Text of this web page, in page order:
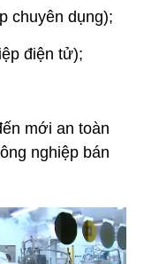
chuyên dụng);
điện tử);
mới an toàn
nghiệp bán